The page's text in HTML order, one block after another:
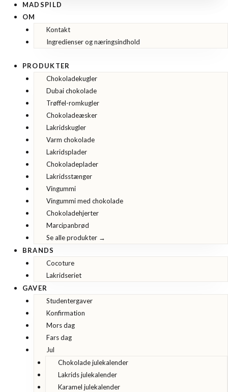
MADSPILD
OM
Kontakt
Ingredienser og næringsindhold
PRODUKTER
Chokoladekugler
Dubai chokolade
Trøffel-romkugler
Chokoladeæsker
Lakridskugler
Varm chokolade
Lakridsplader
Chokoladeplader
Lakridsstænger
Vingummi
Vingummi med chokolade
Chokoladehjerter
Marcipanbrød
Se alle produkter →
BRANDS
Cocoture
Lakridseriet
GAVER
Studentergaver
Konfirmation
Mors dag
Fars dag
Jul
Chokolade julekalender
Lakrids julekalender
Karamel julekalender